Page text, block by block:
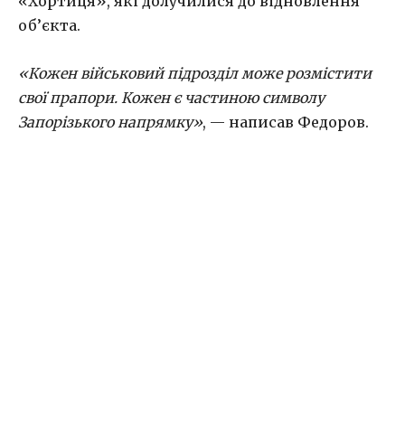
об’єкта.
«Кожен військовий підрозділ може розмістити
свої прапори. Кожен є частиною символу
Запорізького напрямку», — написав Федоров.